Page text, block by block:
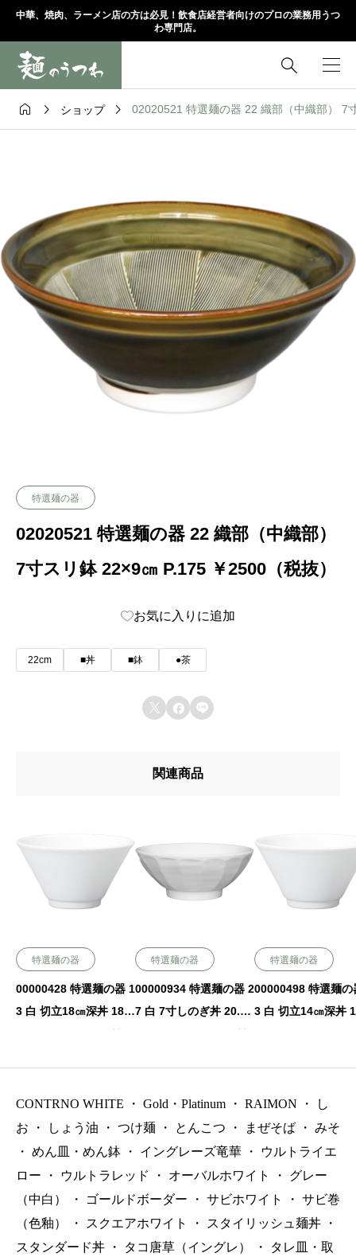
中華、焼肉、ラーメン店の方は必見！飲食店経営者向けのプロの業務用うつ
わ専門店。

  ショップ  02020521 特選麺の器 22 織部（中織部） 7
特選麺の器
02020521 特選麺の器 22 織部（中織部）
7寸スリ鉢 22×9㎝ P.175 ￥2500（税抜）
お気に入りに追加
22cm ■丼 ■鉢 ●茶
  
関連商品
特選麺の器
00000428 特選麺の器 1
3 白 切立18㎝深丼 18×
9.2㎝ 990㏄ P.166 ￥12
特選麺の器
00000934 特選麺の器 2
7 白 7寸しのぎ丼 20.8×
8.5㎝ 1330㏄ P.180 ￥2
特選麺の器
00000498 特選麺の
3 白 切立14㎝深丼
CONTRNO WHITE ・ Gold・Platinum ・ RAIMON ・
し
お
・ しょう油 ・ つけ麺 ・ とんこつ ・ まぜそば ・ みそ
・ めん皿・めん鉢 ・ イングレーズ竜華 ・
ウルトライエ
ロー
・ ウルトラレッド ・ オーバルホワイト ・
グレー
（中白）
・ ゴールドボーダー ・ サビホワイト ・ サビ巻
（色釉）
・ スクエアホワイト ・ スタイリッシュ麺丼
・
スタンダード丼
・ タコ唐草（イングレ） ・
タレ皿・取